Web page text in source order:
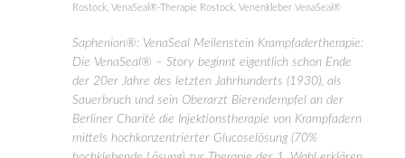
Rostock, VenaSeal®-Therapie Rostock, Venenkleber VenaSeal®
Saphenion®: VenaSeal Meilenstein Krampfadertherapie:
Die VenaSeal® – Story beginnt eigentlich schon Ende
der 20er Jahre des letzten Jahrhunderts (1930), als
Sauerbruch und sein Oberarzt Bierendempfel an der
Berliner Charitè die Injektionstherapie von Krampfadern
mittels hochkonzentrierter Glucoselösung (70%